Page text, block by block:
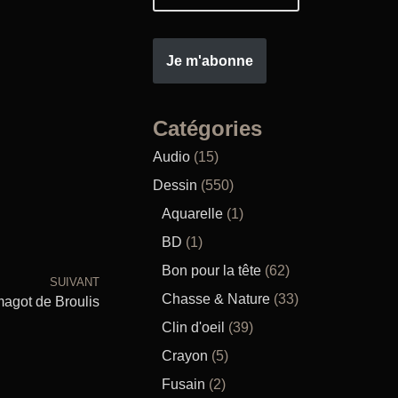
SUIVANT
de Broulis
Je m'abonne
Catégories
Audio (15)
Dessin (550)
Aquarelle (1)
BD (1)
Bon pour la tête (62)
Chasse & Nature (33)
Clin d'oeil (39)
Crayon (5)
Fusain (2)